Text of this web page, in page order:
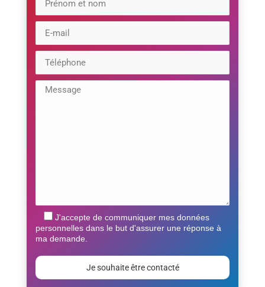
J'accepte de communiquer mes données
personnelles dans le but d'assurer une réponse à
ma demande.
laisser
champ